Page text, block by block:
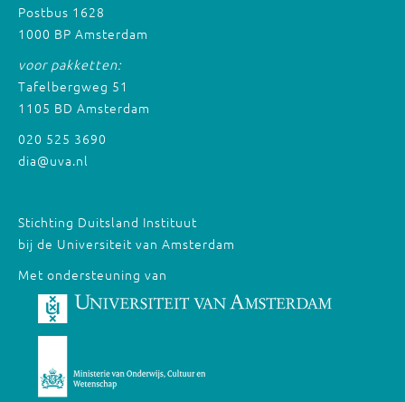
Postbus 1628
1000 BP Amsterdam
voor pakketten:
Tafelbergweg 51
1105 BD Amsterdam
020 525 3690
dia@uva.nl
Stichting Duitsland Instituut
bij de Universiteit van Amsterdam
Met ondersteuning van